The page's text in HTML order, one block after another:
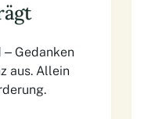
Gedanken
aus. Allein